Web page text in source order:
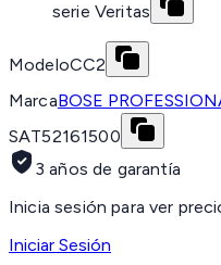
serie Veritas
ModeloCC2
MarcaBOSE
SAT52161500
3 años de garantía
Inicia sesión para ver
Iniciar Sesión